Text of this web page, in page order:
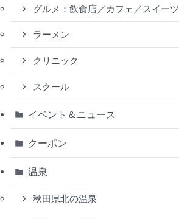
グルメ：飲食店／カフェ／スイーツ
ラーメン
クリニック
スクール
イベント＆ニュース
クーポン
温泉
秋田県北の温泉